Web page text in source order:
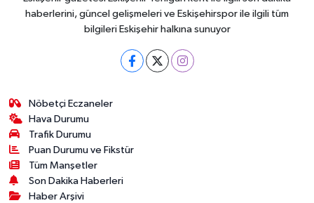
haberlerini, güncel gelişmeleri ve Eskişehirspor ile ilgili tüm
bilgileri Eskişehir halkına sunuyor
Nöbetçi Eczaneler
Hava Durumu
Trafik Durumu
Puan Durumu ve Fikstür
Tüm Manşetler
Son Dakika Haberleri
Haber Arşivi